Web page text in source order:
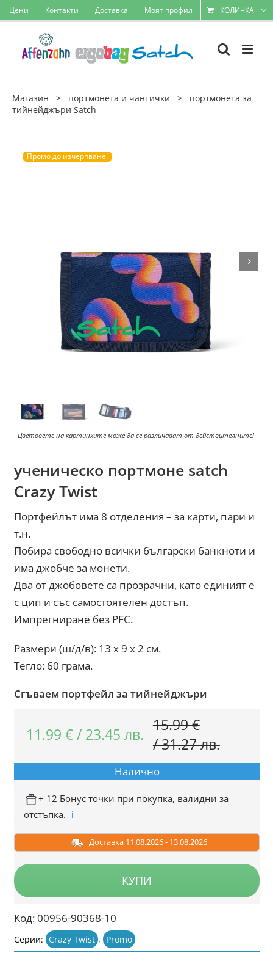
Skip
to
Цени Контакти Доставка Моят профил КОЛИЧКА
Магазин > портмонета и чантички > портмонета за
тийнейджъри Satch
Промо до изчерпване!
Цветовете на картинките може да се различават от действителните!
ученическо портмоне satch
Crazy Twist
Портфейлът има 8 отделения – за карти, пари и
т.н.
Побира свободно всички български банкноти и
има джобче за монети.
Два от джобовете са прозрачни, като единият е
с цип и със самостоятелен достъп.
Импрегниране без PFC.
Размери (ш/д/в): 13 x 9 x 2 см.
Тегло: 60 грама.
Сгъваем портфейл за тийнейджъри
15.99€
/31.27лв.Original
price
was:
15.99 €
лв..
11.99€ / 23.45лв.
цена
е:
11.99 €
лв..
Налично
+ 12 Бонус точки при покупка, валидни за
отстъпка. ℹ️
Доставка 11.08.2026 - 13.08.2026
КУПИ
Код:00956-90368-10
Серии: Crazy Twist , Promo